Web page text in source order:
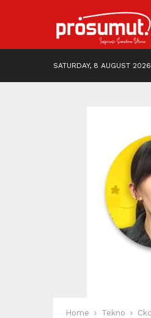
SATURDAY, 8 AUGUST 2026
Home Tekno